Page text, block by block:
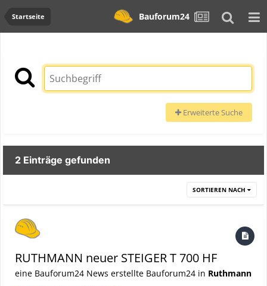
Startseite Bauforum24
Erweiterte Suche
2 Einträge gefunden
SORTIEREN NACH
RUTHMANN neuer STEIGER T 700 HF
eine Bauforum24 News erstellte Bauforum24 in Ruthmann